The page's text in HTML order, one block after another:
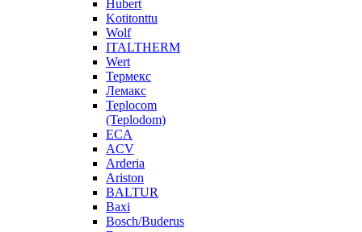
Hubert
Kotitonttu
Wolf
ITALTHERM
Wert
Термекс
Лемакс
Teplocom
(Teplodom)
ECA
ACV
Arderia
Ariston
BALTUR
Baxi
Bosch/Buderus